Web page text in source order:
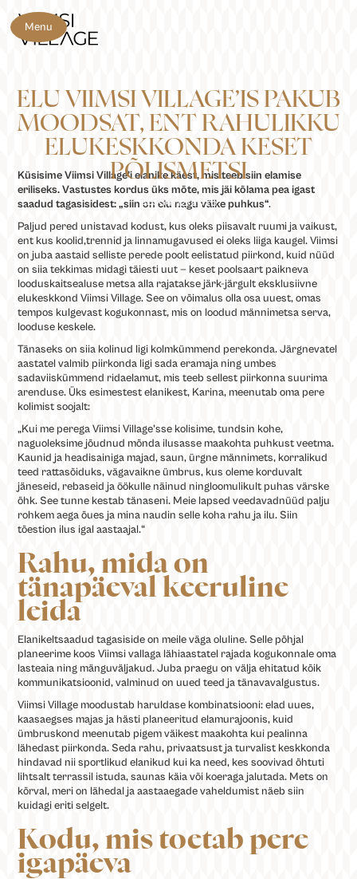
Menu
ELU VIIMSI VILLAGE’IS PAKUB
MOODSAT, ENT RAHULIKKU
ELUKESKKONDA KESET
PÕLISMETSI
BLOG4/12/2025
Küsisime Viimsi Village’i elanike käest, mis teeb siin elamise
eriliseks. Vastustes kordus üks mõte, mis jäi kõlama pea igast
saadud tagasisidest: „siin on elu nagu väike puhkus“.
Paljud pered unistavad kodust, kus oleks piisavalt ruumi ja vaikust,
ent kus koolid,trennid ja linnamugavused ei oleks liiga kaugel. Viimsi
on juba aastaid selliste perede poolt eelistatud piirkond, kuid nüüd
on siia tekkimas midagi täiesti uut — keset poolsaart paikneva
looduskaitsealuse metsa alla rajatakse järk-järgult eksklusiivne
elukeskkond Viimsi Village. See on võimalus olla osa uuest, omas
tempos kulgevast kogukonnast, mis on loodud männimetsa serva,
looduse keskele.
Tänaseks on siia kolinud ligi kolmkümmend perekonda. Järgnevatel
aastatel valmib piirkonda ligi sada eramaja ning umbes
sadaviiskümmend ridaelamut, mis teeb sellest piirkonna suurima
arenduse. Üks esimestest elanikest, Karina, meenutab oma pere
kolimist soojalt:
„Kui me perega Viimsi Village’sse kolisime, tundsin kohe,
naguoleksime jõudnud mõnda ilusasse maakohta puhkust veetma.
Kaunid ja headisainiga majad, saun, ürgne männimets, korralikud
teed rattasõiduks, vägavaikne ümbrus, kus oleme korduvalt
jäneseid, rebaseid ja öökulle näinud ningloomulikult puhas värske
õhk. See tunne kestab tänaseni. Meie lapsed veedavadnüüd palju
rohkem aega õues ja mina naudin selle koha rahu ja ilu. Siin
tõestion ilus igal aastaajal.“
Rahu, mida on
tänapäeval keeruline
leida
Elanikeltsaadud tagasiside on meile väga oluline. Selle põhjal
planeerime koos Viimsi vallaga lähiaastatel rajada kogukonnale oma
lasteaia ning mänguväljakud. Juba praegu on välja ehitatud kõik
kommunikatsioonid, valminud on uued teed ja tänavavalgustus.
Viimsi Village moodustab haruldase kombinatsiooni: elad uues,
kaasaegses majas ja hästi planeeritud elamurajoonis, kuid
ümbruskond meenutab pigem väikest maakohta kui pealinna
lähedast piirkonda. Seda rahu, privaatsust ja turvalist keskkonda
hindavad nii sportlikud elanikud kui ka need, kes soovivad õhtuti
lihtsalt terrassil istuda, saunas käia või koeraga jalutada. Mets on
kõrval, meri on lähedal ja aastaaegade vaheldumist näeb siin
kuidagi eriti selgelt.
Kodu, mis toetab pere
igapäeva